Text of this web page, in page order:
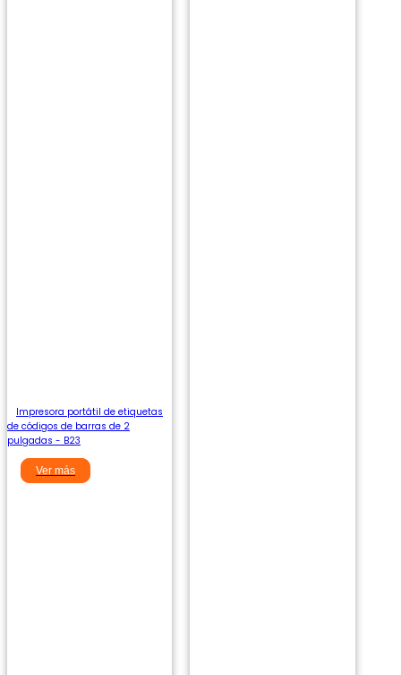
Impresora portátil de etiquetas
de códigos de barras de 2
pulgadas - B23
Ver más